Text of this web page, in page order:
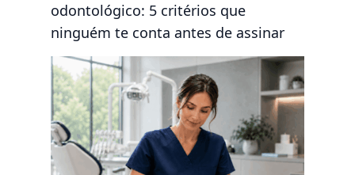
odontológico: 5 critérios que
ninguém te conta antes de assinar